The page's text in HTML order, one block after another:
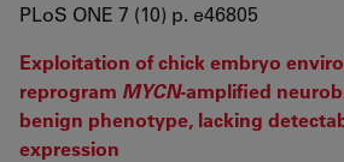
PLoS ONE 7 (10) p. e46805
Exploitation of chick embryo
reprogram MYCN-amplified
benign phenotype, lacking
expression